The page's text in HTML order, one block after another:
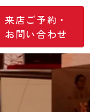
来店ご予約・
お問い合わせ